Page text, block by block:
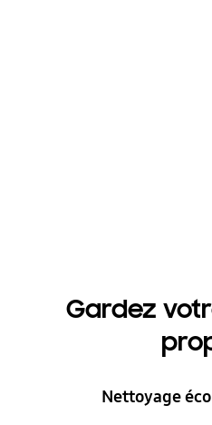
Gardez
Nettoyage